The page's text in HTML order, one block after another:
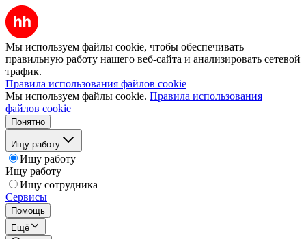
Мы используем файлы cookie, чтобы обеспечивать
правильную работу нашего веб-сайта и анализировать сетевой
трафик.
Правила использования файлов cookie
Мы используем файлы cookie. Правила использования
файлов cookie
Понятно
Ищу работу
Ищу работу
Ищу работу
Ищу сотрудника
Сервисы
Помощь
Ещё